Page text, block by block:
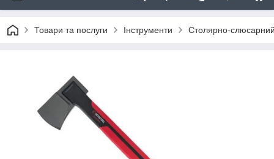
Товари та послуги Інструменти Столярно-